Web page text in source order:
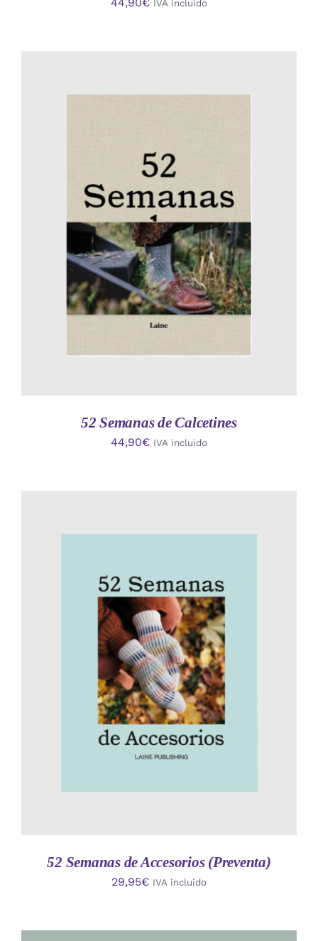
IVA incluido
AÑADIR AL CARRITO
/
DETALLES
52 Semanas de Calcetines
44,90€ IVA incluido
AÑADIR AL CARRITO
/
52 Semanas de Accesorios (Preventa)
29,95€ IVA incluido